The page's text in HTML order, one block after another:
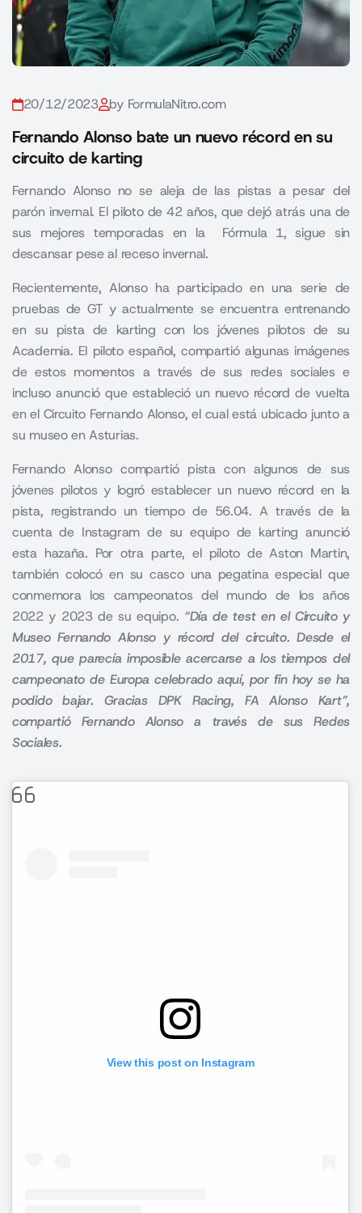
20/12/2023 by FormulaNitro.com
Fernando Alonso bate un nuevo récord en su
circuito de karting
Fernando Alonso no se aleja de las pistas a pesar del
parón invernal. El piloto de 42 años, que dejó atrás una de
sus mejores temporadas en la Fórmula 1, sigue sin
descansar pese al receso invernal.
Recientemente, Alonso ha participado en una serie de
pruebas de GT y actualmente se encuentra entrenando
en su pista de karting con los jóvenes pilotos de su
Academia. El piloto español, compartió algunas imágenes
de estos momentos a través de sus redes sociales e
incluso anunció que estableció un nuevo récord de vuelta
en el Circuito Fernando Alonso, el cual está ubicado junto a
su museo en Asturias.
Fernando Alonso compartió pista con algunos de sus
jóvenes pilotos y logró establecer un nuevo récord en la
pista, registrando un tiempo de 56.04. A través de la
cuenta de Instagram de su equipo de karting anunció
esta hazaña. Por otra parte, el piloto de Aston Martin,
también colocó en su casco una pegatina especial que
conmemora los campeonatos del mundo de los años
2022 y 2023 de su equipo. “Día de test en el Circuito y
Museo Fernando Alonso y récord del circuito. Desde el
2017, que parecía imposible acercarse a los tiempos del
campeonato de Europa celebrado aquí, por fin hoy se ha
podido bajar. Gracias DPK Racing, FA Alonso Kart”,
compartió Fernando Alonso a través de sus Redes
Sociales.
View this post on Instagram